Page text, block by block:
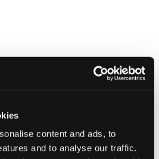
content and ads, to
and to analyse our traffic.